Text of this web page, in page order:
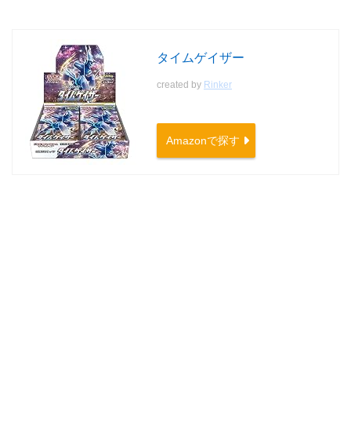
タイムゲイザー
created by Rinker
Amazonで探す